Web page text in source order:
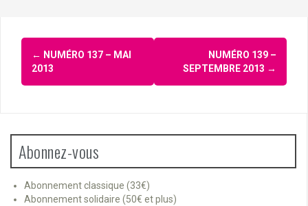
Navigation
d'article
← NUMÉRO 137 – MAI
2013
NUMÉRO 139 –
SEPTEMBRE 2013 →
Abonnez-vous
Abonnement classique (33€)
Abonnement solidaire (50€ et plus)